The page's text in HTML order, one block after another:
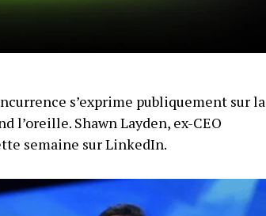
s’exprime publiquement sur la
l’oreille. Shawn Layden, ex-CEO
semaine sur LinkedIn.